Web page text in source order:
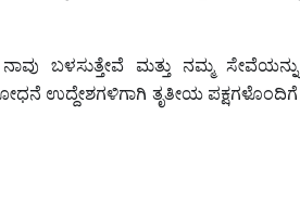
ಬಳಸುತ್ತೇವೆ ಮತ್ತು ನಮ್ಮ ಸೇವೆಯನ್ನು
ಉದ್ದೇಶಗಳಿಗಾಗಿ ತೃತೀಯ ಪಕ್ಷಗಳೊಂದಿಗೆ